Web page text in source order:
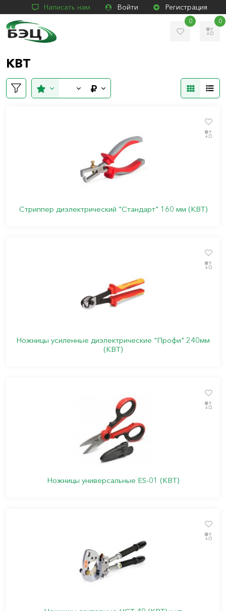
Написать нам Войти Регистрация
0 0
КВТ
Стриппер диэлектрический "Стандарт" 160 мм (КВТ)
Ножницы усиленные диэлектрические "Профи" 240мм
(КВТ)
Ножницы универсальные ES-01 (КВТ)